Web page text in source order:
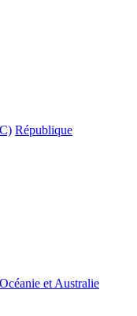
République
et Australie